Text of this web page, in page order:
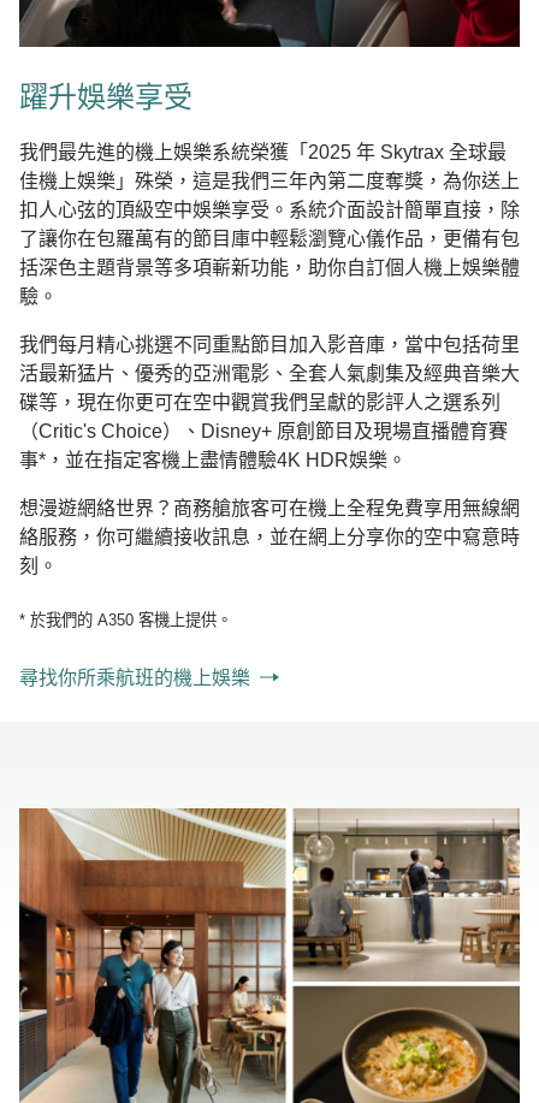
躍升娛樂享受
我們最先進的機上娛樂系統榮獲「2025 年 Skytrax 全球最
佳機上娛樂」殊榮，這是我們三年內第二度奪獎，為你送上
扣人心弦的頂級空中娛樂享受。系統介面設計簡單直接，除
了讓你在包羅萬有的節目庫中輕鬆瀏覽心儀作品，更備有包
括深色主題背景等多項嶄新功能，助你自訂個人機上娛樂體
驗。
我們每月精心挑選不同重點節目加入影音庫，當中包括荷里
活最新猛片、優秀的亞洲電影、全套人氣劇集及經典音樂大
碟等，現在你更可在空中觀賞我們呈獻的影評人之選系列
（Critic's Choice）、Disney+ 原創節目及現場直播體育賽
事*，並在指定客機上盡情體驗4K HDR娛樂。
想漫遊網絡世界？商務艙旅客可在機上全程免費享用無線網
絡服務，你可繼續接收訊息，並在網上分享你的空中寫意時
刻。
* 於我們的 A350 客機上提供。
尋找你所乘航班的機上娛樂